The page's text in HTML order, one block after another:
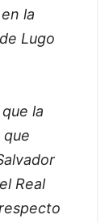
la
Lugo
la
que
Real